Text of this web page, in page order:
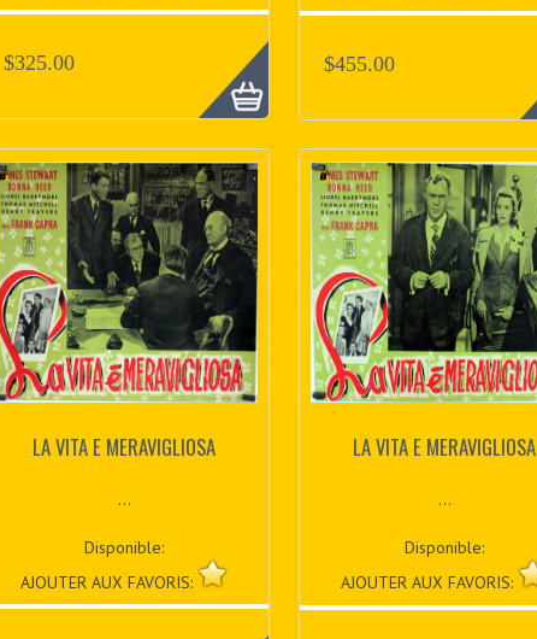
$325.00 $455.00
LA VITA E MERAVIGLIOSA
...
Disponible:
AJOUTER AUX FAVORIS:
LA VITA E MERAVIGLIOSA
...
Disponible:
AJOUTER AUX FAVORIS: